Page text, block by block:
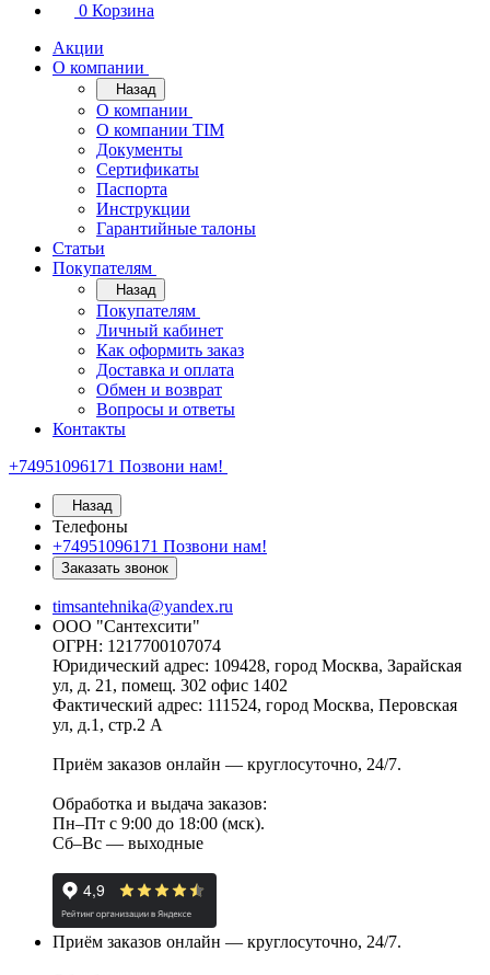
0 Корзина
Акции
О компании
Назад
О компании
О компании TIM
Документы
Сертификаты
Паспорта
Инструкции
Гарантийные талоны
Статьи
Покупателям
Назад
Покупателям
Личный кабинет
Как оформить заказ
Доставка и оплата
Обмен и возврат
Вопросы и ответы
Контакты
+74951096171 Позвони нам!
Назад
Телефоны
+74951096171 Позвони нам!
Заказать звонок
timsantehnika@yandex.ru
ООО "Сантехсити"
ОГРН: 1217700107074
Юридический адрес: 109428, город Москва, Зарайская
ул, д. 21, помещ. 302 офис 1402
Фактический адрес: 111524, город Москва, Перовская
ул, д.1, стр.2 А
Приём заказов онлайн — круглосуточно, 24/7.
Обработка и выдача заказов:
Пн–Пт с 9:00 до 18:00 (мск).
Сб–Вс — выходные
Приём заказов онлайн — круглосуточно, 24/7.